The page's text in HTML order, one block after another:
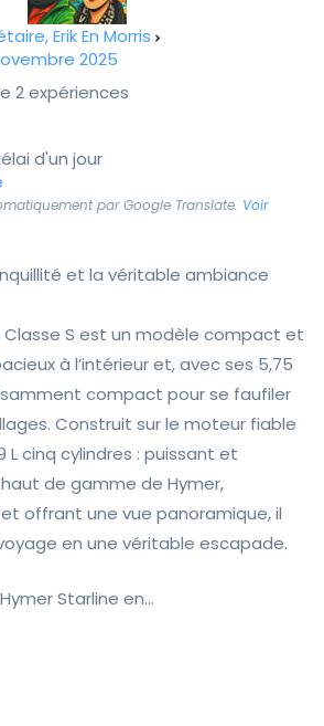
Erik En Morris
2025
2 expériences
d'un jour
par Google Translate. Voir
et la véritable ambiance
Classe S est un modèle compact et
à l’intérieur et, avec ses 5,75
compact pour se faufiler
Construit sur le moteur fiable
L cinq cylindres : puissant et
de gamme de Hymer,
offrant une vue panoramique, il
en une véritable escapade.
Starline en...